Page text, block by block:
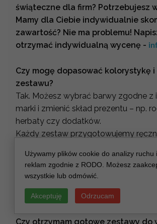
świąteczne dla firm? Potrzebujesz
Mamy dla Ciebie indywidualnie
zawartość? Nie ma problemu!
otrzymać indywidualną wycenę -
Czy mogę dopasować kolorystykę
zestawu?
Tak. Możesz wybrać barwy zgodne z
marki i zmienić skład prezentu – np.
herbaty czy dodatków.
Każdy zestaw przygotowujemy
Czy zestawy można
życzeniami?
firmy, kartkę z życzeniami i elegancką
Czy otrzymam gotowe zestawy do
Używamy plików cookie do analizy ruchu
reklam zgodnie z RODO. Możesz
wszystkie lub odmówić.
Akceptuję Odrzucam